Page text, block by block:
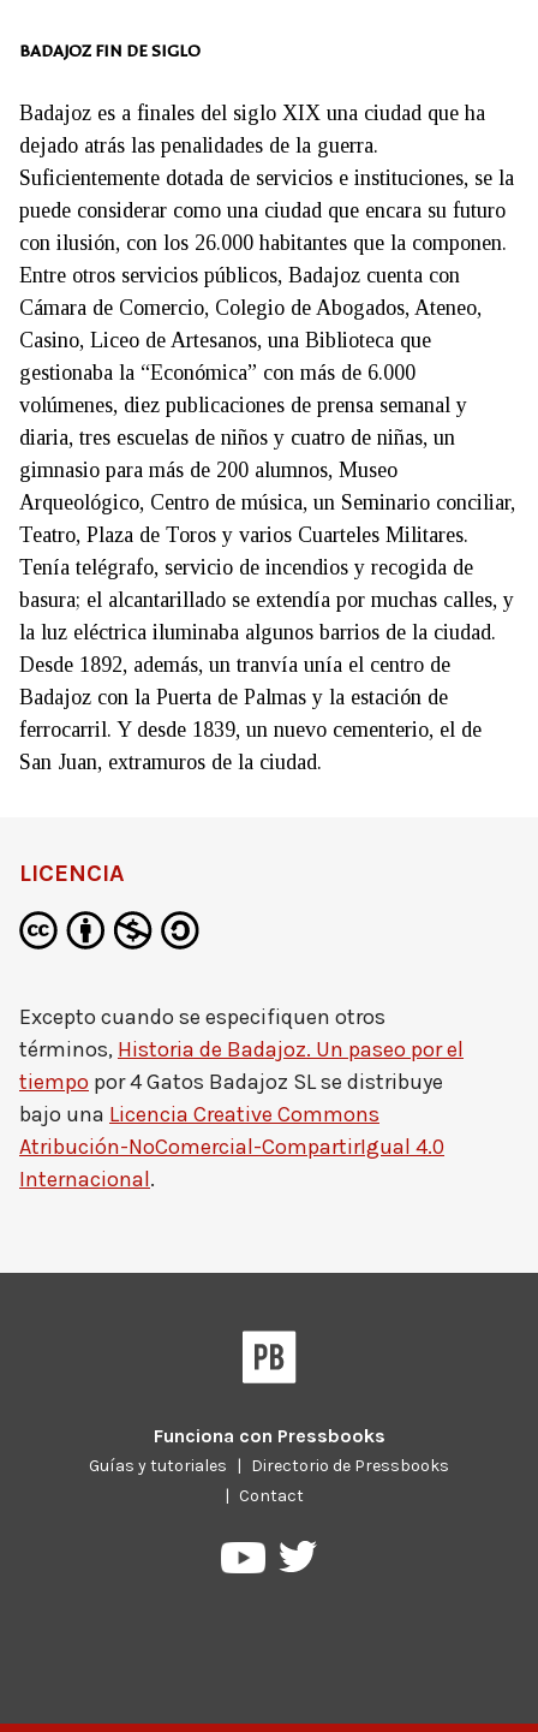
BADAJOZ FIN DE SIGLO
Badajoz es a finales del siglo XIX una ciudad que ha
dejado atrás las penalidades de la guerra.
Suficientemente dotada de servicios e instituciones, se la
puede considerar como una ciudad que encara su futuro
con ilusión, con los 26.000 habitantes que la componen.
Entre otros servicios públicos, Badajoz cuenta con
Cámara de Comercio, Colegio de Abogados, Ateneo,
Casino, Liceo de Artesanos, una Biblioteca que
gestionaba la “Económica” con más de 6.000
volúmenes, diez publicaciones de prensa semanal y
diaria, tres escuelas de niños y cuatro de niñas, un
gimnasio para más de 200 alumnos, Museo
Arqueológico, Centro de música, un Seminario conciliar,
Teatro, Plaza de Toros y varios Cuarteles Militares.
Tenía telégrafo, servicio de incendios y recogida de
basura; el alcantarillado se extendía por muchas calles, y
la luz eléctrica iluminaba algunos barrios de la ciudad.
Desde 1892, además, un tranvía unía el centro de
Badajoz con la Puerta de Palmas y la estación de
ferrocarril. Y desde 1839, un nuevo cementerio, el de
San Juan, extramuros de la ciudad.
LICENCIA
Excepto cuando se especifiquen otros
términos, Historia de Badajoz. Un paseo por el
tiempo por4 Gatos Badajoz SLse distribuye
bajo una Licencia Creative Commons
Atribución-NoComercial-CompartirIgual 4.0
Internacional.
Funciona con Pressbooks
Guías y tutoriales | Directorio de Pressbooks
| Contact
PressbooksPressbooks